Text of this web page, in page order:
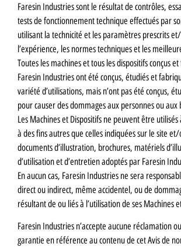
Faresin Industries sont le résultat de contrôles,
tests de fonctionnement technique effectués par
utilisant la technicité et les paramètres prescrits
l’expérience, les normes techniques et les
Toutes les machines et tous les dispositifs conçus
Faresin Industries ont été conçus, étudiés et
variété d’utilisations, mais n’ont pas été conçus,
pour causer des dommages aux personnes ou aux
Les Machines et Dispositifs ne peuvent être utilisés
à des fins autres que celles indiquées sur le site
documents d’illustration, brochures, matériels
d’utilisation et d’entretien adoptés par Faresin
En aucun cas, Faresin Industries ne sera
direct ou indirect, même accidentel, ou de
résultant de ou liés à l’utilisation de ses Machines
Faresin Industries n’accepte aucune réclamation
garantie en référence au contenu de cet Avis de